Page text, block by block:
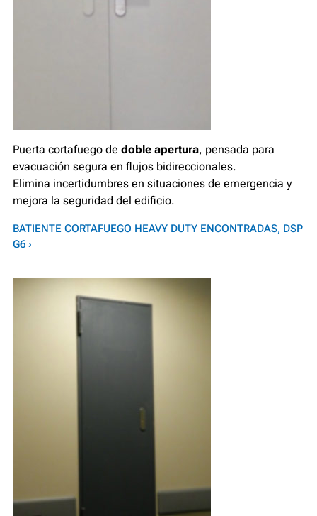
Puerta cortafuego de doble apertura, pensada para
evacuación segura en flujos bidireccionales.
Elimina incertidumbres en situaciones de emergencia y
mejora la seguridad del edificio.
BATIENTE CORTAFUEGO HEAVY DUTY ENCONTRADAS, DSP
G6 ›